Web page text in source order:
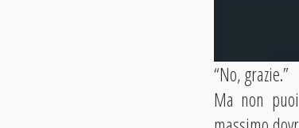
“No, grazie.”
Ma non